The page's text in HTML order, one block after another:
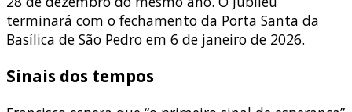
terminará com o fechamento da Porta Santa da
Basílica de São Pedro em 6 de janeiro de 2026.
Sinais dos tempos